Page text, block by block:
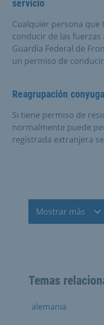
servicio
Cualquier persona que
conducir de las
Guardia Federal de
un permiso de
Reagrupación
Si tiene permiso de
normalmente puede
registrada extranjera
Mostrar más
Temas
alemania